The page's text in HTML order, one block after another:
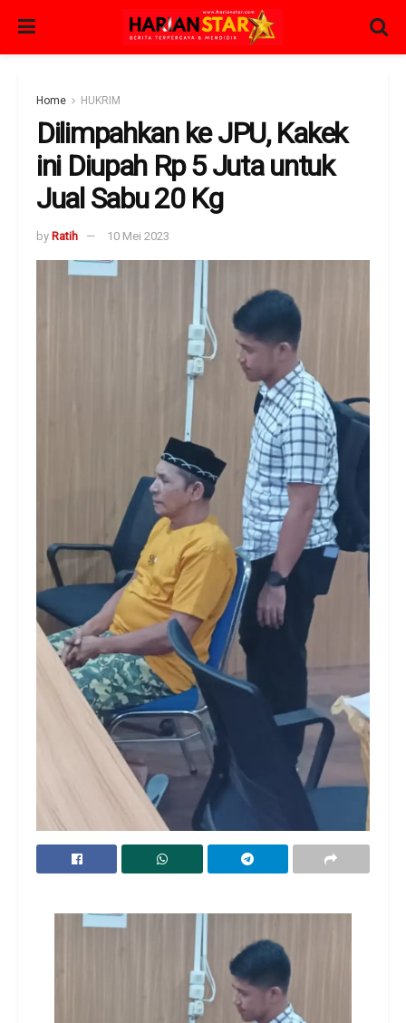
Home HUKRIM
Dilimpahkan ke JPU, Kakek
ini Diupah Rp 5 Juta untuk
Jual Sabu 20 Kg
by Ratih 10 Mei 2023